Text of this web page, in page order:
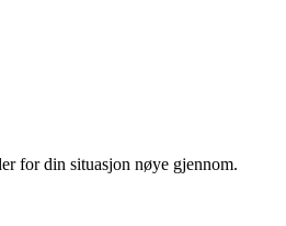
for din situasjon nøye gjennom.